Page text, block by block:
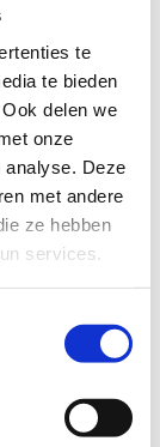
te
te bieden
delen we
onze
analyse. Deze
met andere
ze hebben
services.